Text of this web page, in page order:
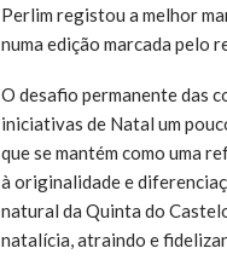
Perlim registou a melhor
numa edição marcada pelo
O desafio permanente das
iniciativas de Natal um
que se mantém como uma
à originalidade e
natural da Quinta do
natalícia, atraindo e